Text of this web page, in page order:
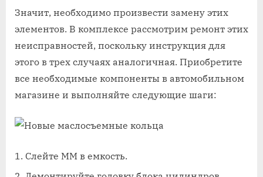
Значит, необходимо произвести замену этих
элементов. В комплексе рассмотрим ремонт этих
неисправностей, поскольку инструкция для
этого в трех случаях аналогичная. Приобретите
все необходимые компоненты в автомобильном
магазине и выполняйте следующие шаги:
Слейте ММ в емкость.